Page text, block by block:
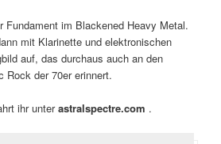
Fundament im Blackened Heavy Metal.
mit Klarinette und elektronischen
auf, das durchaus auch an den
Rock der 70er erinnert.
ihr unterastralspectre.com .